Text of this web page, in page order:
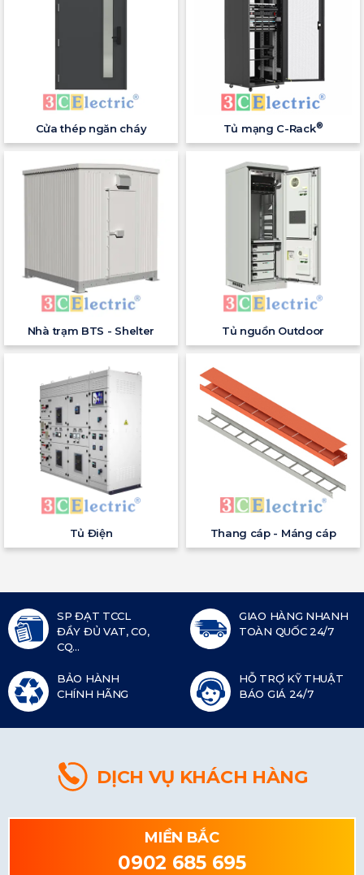
Cửa thép ngăn cháy Tủ mạng C-Rack®
Nhà trạm BTS - Shelter Tủ nguồn Outdoor
Tủ Điện Thang cáp - Máng cáp
SP ĐẠT TCCL
ĐẦY ĐỦ VAT, CO,
CQ...
GIAO HÀNG NHANH
TOÀN QUỐC 24/7
BẢO HÀNH
CHÍNH HÃNG
HỖ TRỢ KỸ THUẬT
BÁO GIÁ 24/7
DỊCH VỤ KHÁCH HÀNG
MIỀN BẮC
0902 685 695